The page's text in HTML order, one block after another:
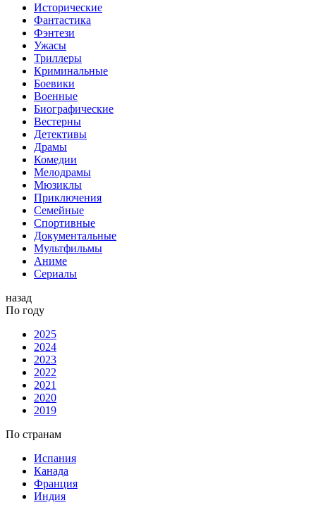
Исторические
Фантастика
Фэнтези
Ужасы
Триллеры
Криминальные
Боевики
Военные
Биографические
Вестерны
Детективы
Драмы
Комедии
Мелодрамы
Мюзиклы
Приключения
Семейные
Спортивные
Документальные
Мультфильмы
Аниме
Сериалы
назад
По году
2025
2024
2023
2022
2021
2020
2019
По странам
Испания
Канада
Франция
Индия